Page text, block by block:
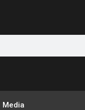
Media